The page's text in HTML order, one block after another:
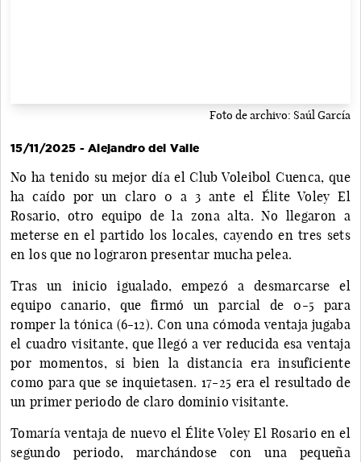
Foto de archivo: Saúl García
15/11/2025 - Alejandro del Valle
No ha tenido su mejor día el Club Voleibol Cuenca, que
ha caído por un claro 0 a 3 ante el Élite Voley El
Rosario, otro equipo de la zona alta. No llegaron a
meterse en el partido los locales, cayendo en tres sets
en los que no lograron presentar mucha pelea.
Tras un inicio igualado, empezó a desmarcarse el
equipo canario, que firmó un parcial de 0-5 para
romper la tónica (6-12). Con una cómoda ventaja jugaba
el cuadro visitante, que llegó a ver reducida esa ventaja
por momentos, si bien la distancia era insuficiente
como para que se inquietasen. 17-25 era el resultado de
un primer periodo de claro dominio visitante.
Tomaría ventaja de nuevo el Élite Voley El Rosario en el
segundo periodo, marchándose con una pequeña